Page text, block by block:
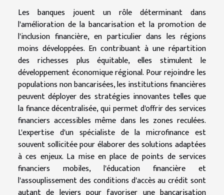
Les banques jouent un rôle déterminant dans
l'amélioration de la bancarisation et la promotion de
l'inclusion financière, en particulier dans les régions
moins développées. En contribuant à une répartition
des richesses plus équitable, elles stimulent le
développement économique régional. Pour rejoindre les
populations non bancarisées, les institutions financières
peuvent déployer des stratégies innovantes telles que
la finance décentralisée, qui permet d'offrir des services
financiers accessibles même dans les zones reculées.
L'expertise d'un spécialiste de la microfinance est
souvent sollicitée pour élaborer des solutions adaptées
à ces enjeux. La mise en place de points de services
financiers mobiles, l'éducation financière et
l'assouplissement des conditions d'accès au crédit sont